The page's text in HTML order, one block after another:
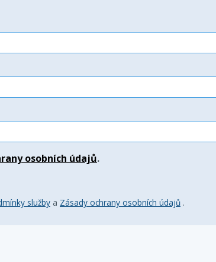
osobních údajů.
služby a Zásady ochrany osobních údajů .